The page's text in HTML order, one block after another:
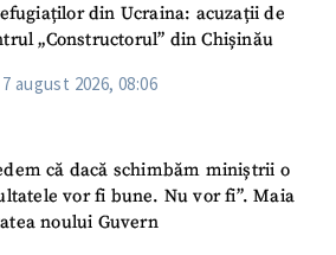
din Ucraina: acuzații de
„Constructorul” din Chișinău
7 august 2026, 08:06
că dacă schimbăm miniștrii o
vor fi bune. Nu vor fi”. Maia
noului Guvern
meu
meu
sunt de
de